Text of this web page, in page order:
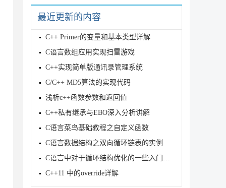
可以存放MAX个联系人
" << endl;
" << endl;
" << endl;
" << endl;
" << endl;
" << endl;
" << endl;
" << endl;
最近更新的内容
C++ Primer的变量和基本类型详解
C语言数组应用实现扫雷游戏
C++实现简单版通讯录管理系统
C/C++ MD5算法的实现代码
浅析c++函数参数和返回值
C++私有继承与EBO深入分析讲解
C语言菜鸟基础教程之自定义函数
C语言数据结构之双向循环链表的实例
C语言中对于循环结构优化的一些入门级方法简介
C++11 中的override详解